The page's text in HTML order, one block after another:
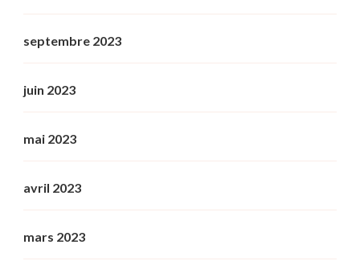
septembre 2023
juin 2023
mai 2023
avril 2023
mars 2023